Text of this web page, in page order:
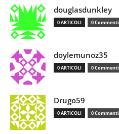
douglasdunkley
0 ARTICOLI 0 Commenti
doylemunoz35
0 ARTICOLI 0 Commenti
Drugo59
0 ARTICOLI 0 Commenti